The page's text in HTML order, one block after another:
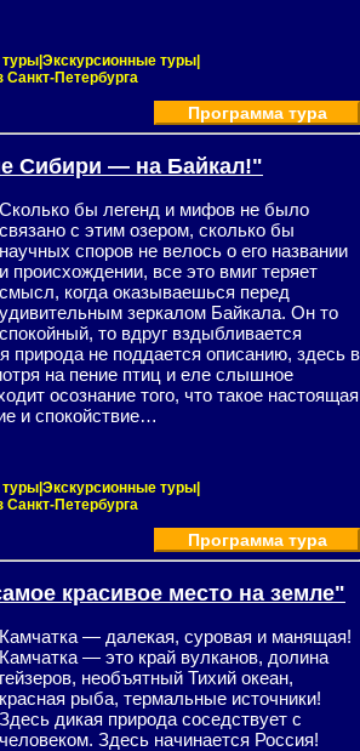
туры|
Санкт-Петербурга
Программа тура
Сибири — на Байкал!"
Сколько бы легенд и мифов не было
связано с этим озером, сколько бы
научных споров не велось о его названии
и происхождении, все это вмиг теряет
смысл, когда оказываешься перед
удивительным зеркалом Байкала. Он то
спокойный, то вдруг вздыбливается
не поддается описанию, здесь в
на пение птиц и еле слышное
осознание того, что такое настоящая
и спокойствие…
туры|
Санкт-Петербурга
Программа тура
красивое место на земле"
Камчатка — далекая, суровая и манящая!
Камчатка — это край вулканов, долина
гейзеров, необъятный Тихий океан,
красная рыба, термальные источники!
Здесь дикая природа соседствует с
человеком. Здесь начинается Россия!